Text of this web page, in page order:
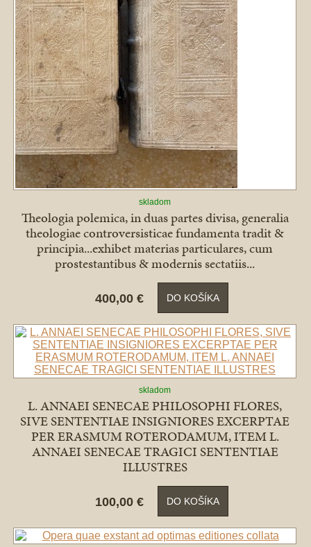
skladom
Theologia polemica, in duas partes divisa, generalia
theologiae controversisticae fundamenta tradit &
principia...exhibet materias particulares, cum
prostestantibus & modernis sectatiis...
400,00 € DO KOŠÍKA
skladom
L. ANNAEI SENECAE PHILOSOPHI FLORES,
SIVE SENTENTIAE INSIGNIORES EXCERPTAE
PER ERASMUM ROTERODAMUM, ITEM L.
ANNAEI SENECAE TRAGICI SENTENTIAE
ILLUSTRES
100,00 € DO KOŠÍKA